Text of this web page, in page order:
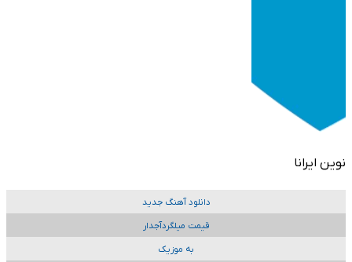
نوین ایرانا
دانلود آهنگ جدید
قیمت میلگردآجدار
به موزیک